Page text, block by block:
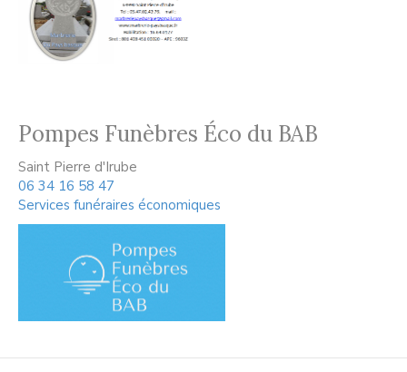
Pompes Funèbres Éco du BAB
Saint Pierre d'Irube
06 34 16 58 47
Services funéraires économiques